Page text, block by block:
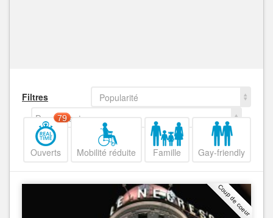
Filtres
Popularité
Decroissant
Ouverts
79
Mobilité réduite Famille Gay-friendly
Coup de coeur